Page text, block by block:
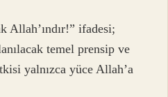
Allah’ındır!” ifadesi;
temel prensip ve
yalnızca yüce Allah’a